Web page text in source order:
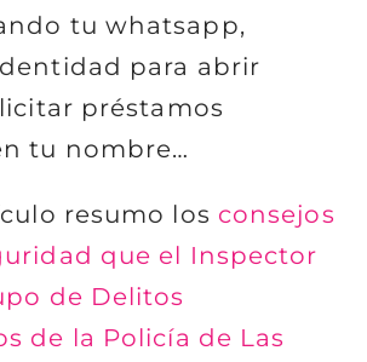
tu whatsapp,
para abrir
préstamos
tu nombre…
resumo los consejos
que el Inspector
de Delitos
de la Policía de Las